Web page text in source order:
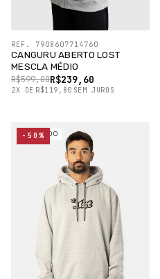
CANGURU ABERTO LOST
MESCLA MÉDIO
R$239,60
R$599,00
2X DE R$119,80 SEM JUROS
REF. 7908607714760
ESGOTADO
-50%